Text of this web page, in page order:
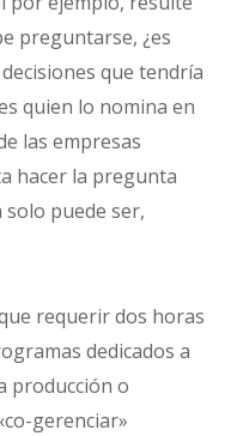
preguntarse, ¿es
que tendría
quien lo nomina en
las empresas
hacer la pregunta
puede ser,
requerir dos horas
dedicados a
producción o
gerenciar»